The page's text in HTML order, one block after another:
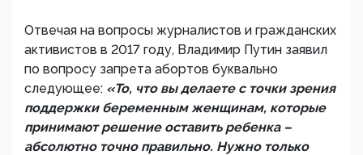
Отвечая на вопросы журналистов и гражданских
активистов в 2017 году, Владимир Путин заявил
по вопросу запрета абортов буквально
следующее: «То, что вы делаете с точки зрения
поддержки беременным женщинам, которые
принимают решение оставить ребенка –
абсолютно точно правильно. Нужно только